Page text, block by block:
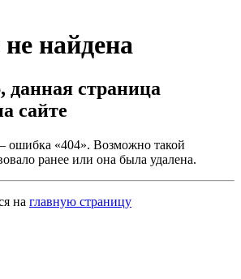
найдена
страница
сайте
ошибка «404». Возможно такой
ранее или она была удалена.
на главную страницу